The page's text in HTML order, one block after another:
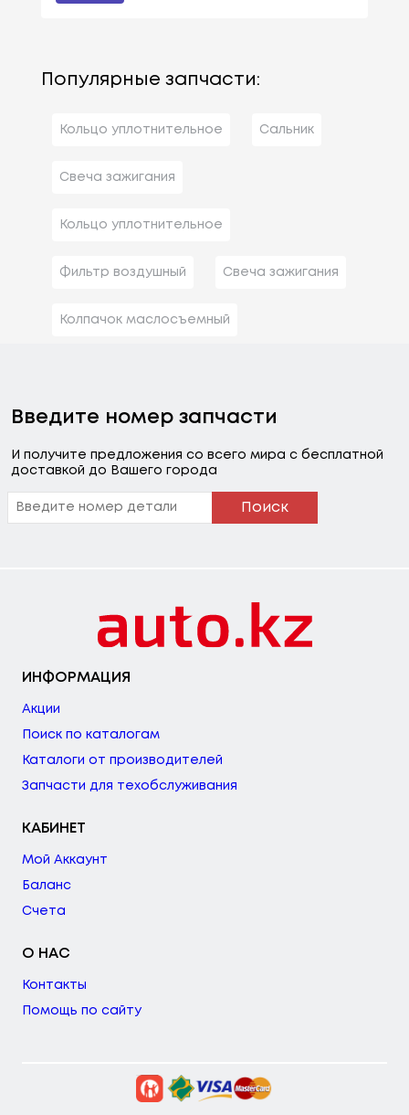
Популярные запчасти:
Кольцо уплотнительное Сальник
Свеча зажигания
Кольцо уплотнительное
Фильтр воздушный Свеча зажигания
Колпачок маслосъемный
Введите номер запчасти
И получите предложения со всего мира с бесплатной
доставкой до Вашего города
Поиск
ИНФОРМАЦИЯ
Акции
Поиск по каталогам
Каталоги от производителей
Запчасти для техобслуживания
КАБИНЕТ
Мой Аккаунт
Баланс
Счета
О НАС
Контакты
Помощь по сайту